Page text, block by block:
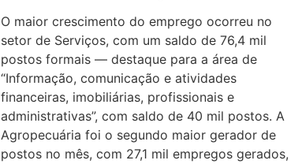
O maior crescimento do emprego ocorreu no
setor de Serviços, com um saldo de 76,4 mil
postos formais — destaque para a área de
“Informação, comunicação e atividades
financeiras, imobiliárias, profissionais e
administrativas”, com saldo de 40 mil postos. A
Agropecuária foi o segundo maior gerador de
postos no mês, com 27,1 mil empregos gerados,